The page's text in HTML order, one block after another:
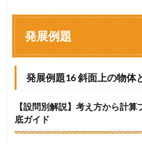
例
題
1.1
展
例
題
6
発展例題
発展例題16 斜面上の物体
【設問別解説】考え方から計算
底ガイド